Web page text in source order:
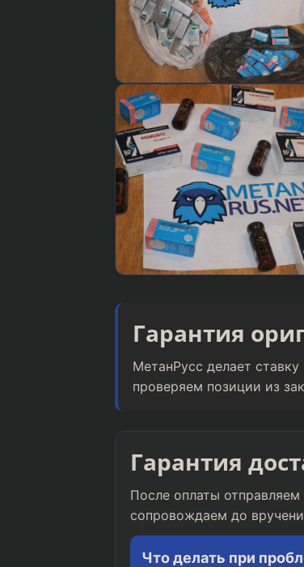
Гарантия
МетанРусс делает
проверяем позиции из
Гарантия
После оплаты
сопровождаем до
Что делать при